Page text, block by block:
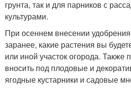
грунта, так и для парников с
культурами.
При осеннем внесении удобрения
заранее, какие растения вы
или иной участок огорода. Также
вносить под плодовые и
ягодные кустарники и садовые